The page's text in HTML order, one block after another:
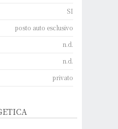
SI
posto auto esclusivo
n.d.
n.d.
privato